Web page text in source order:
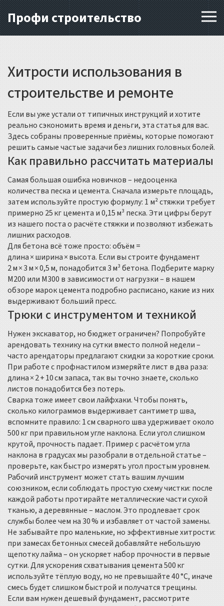
Профи строительство
Хитрости использования в
строительстве и ремонте
Если вы уже устали от типичных инструкций и хотите
реально сэкономить время и деньги, эта статья для вас.
Здесь собраны проверенные приёмы, которые помогают
решить самые частые задачи без лишних головных болей.
Как правильно рассчитать материалы
Самая большая ошибка новичков – недооценка
количества песка и цемента. Сначала измерьте площадь,
затем используйте простую формулу: 1 м² стяжки требует
примерно 25 кг цемента и 0,15 м³ песка. Эти цифры берут
из нашего поста о расчёте стяжки и позволяют избежать
лишних расходов.
Для бетона всё тоже просто: объём =
длина × ширина × высота. Если вы строите фундамент
2 м × 3 м × 0,5 м, понадобится 3 м³ бетона. Подберите марку
М200 или М300 в зависимости от нагрузки – в нашем
обзоре марок цемента подробно расписано, какие из них
выдерживают больший пресс.
Трюки с инструментом и техникой
Нужен экскаватор, но бюджет ограничен? Попробуйте
арендовать технику на сутки вместо полной недели –
часто арендаторы предлагают скидки за короткие сроки.
При работе с профнастилом измеряйте лист в два раза:
длина × 2 + 10 см запаса, так вы точно знаете, сколько
листов понадобится без потерь.
Сварка тоже имеет свои лайфхаки. Чтобы понять,
сколько килограммов выдерживает сантиметр шва,
вспомните правило: 1 см сварного шва удерживает около
500 кг при правильном угле наклона. Если угол слишком
крутой, прочность падает. Пример с расчётом угла
наклона в градусах мы разобрали в отдельной статье –
проверьте, как быстро измерять угол простым уровнем.
Рабочий инструмент может стать вашим лучшим
союзником, если соблюдать простую схему чистки: после
каждой работы протирайте металлические части сухой
тканью, а деревянные – маслом. Это продлевает срок
службы более чем на 30 % и избавляет от частой замены.
Не забывайте про маленькие, но эффективные хитрости:
при замесах бетонных смесей добавляйте небольшую
щепотку лайма – он ускоряет набор прочности в первые
сутки. Для ускорения схватывания цемента 500 кг
используйте тёплую воду, но не превышайте 40 °C, иначе
смесь будет слишком быстрой и получатся трещины.
Если вам нужен дешевый фундамент, рассмотрите